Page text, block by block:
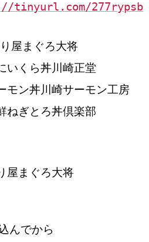
tinyurl.com/277rypsb
まぐろ大将
くら丼川崎正堂
ン丼川崎サーモン工房
ぎとろ丼倶楽部
屋まぐろ大将
んでから